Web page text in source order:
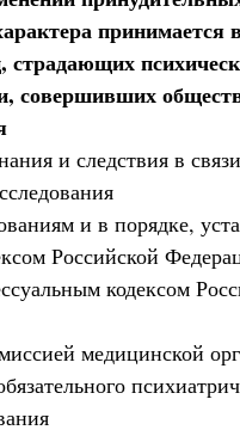
принимается
страдающих
совершивших
и следствия в
и в порядке,
Российской
кодексом
медицинской